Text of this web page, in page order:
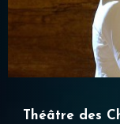
Théâtre des